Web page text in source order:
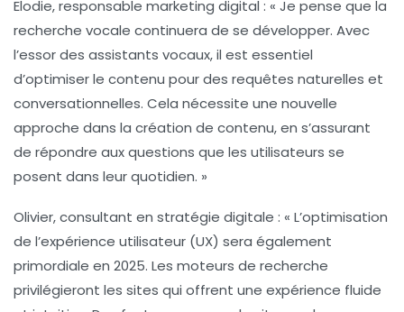
Elodie, responsable marketing digital : « Je pense que la
recherche vocale continuera de se développer. Avec
l’essor des assistants vocaux, il est essentiel
d’optimiser le contenu pour des requêtes naturelles et
conversationnelles. Cela nécessite une nouvelle
approche dans la création de contenu, en s’assurant
de répondre aux questions que les utilisateurs se
posent dans leur quotidien. »
Olivier, consultant en stratégie digitale : « L’optimisation
de l’expérience utilisateur (UX) sera également
primordiale en 2025. Les moteurs de recherche
privilégieront les sites qui offrent une expérience fluide